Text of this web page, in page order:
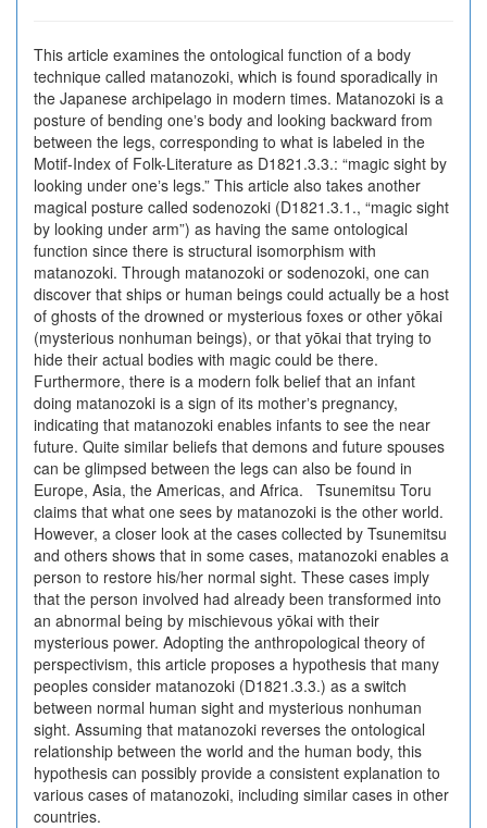
This article examines the ontological function of a body
technique called matanozoki, which is found sporadically in
the Japanese archipelago in modern times. Matanozoki is a
posture of bending oneʼs body and looking backward from
between the legs, corresponding to what is labeled in the
Motif-Index of Folk-Literature as D1821.3.3.: “magic sight by
looking under oneʼs legs.” This article also takes another
magical posture called sodenozoki (D1821.3.1., “magic sight
by looking under arm”) as having the same ontological
function since there is structural isomorphism with
matanozoki. Through matanozoki or sodenozoki, one can
discover that ships or human beings could actually be a host
of ghosts of the drowned or mysterious foxes or other yōkai
(mysterious nonhuman beings), or that yōkai that trying to
hide their actual bodies with magic could be there.
Furthermore, there is a modern folk belief that an infant
doing matanozoki is a sign of its motherʼs pregnancy,
indicating that matanozoki enables infants to see the near
future. Quite similar beliefs that demons and future spouses
can be glimpsed between the legs can also be found in
Europe, Asia, the Americas, and Africa. Tsunemitsu Toru
claims that what one sees by matanozoki is the other world.
However, a closer look at the cases collected by Tsunemitsu
and others shows that in some cases, matanozoki enables a
person to restore his/her normal sight. These cases imply
that the person involved had already been transformed into
an abnormal being by mischievous yōkai with their
mysterious power. Adopting the anthropological theory of
perspectivism, this article proposes a hypothesis that many
peoples consider matanozoki (D1821.3.3.) as a switch
between normal human sight and mysterious nonhuman
sight. Assuming that matanozoki reverses the ontological
relationship between the world and the human body, this
hypothesis can possibly provide a consistent explanation to
various cases of matanozoki, including similar cases in other
countries.